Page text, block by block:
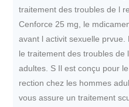
traitement des troubles de l
Cenforce 25 mg, le
avant l activitsexuelle prvue.
le traitement des troubles de
adultes. S Il est conçu pour
rection chez les hommes
vous assure un traitement